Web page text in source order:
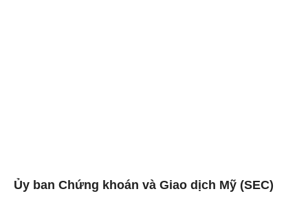
Ủy ban Chứng khoán và Giao dịch Mỹ (SEC)